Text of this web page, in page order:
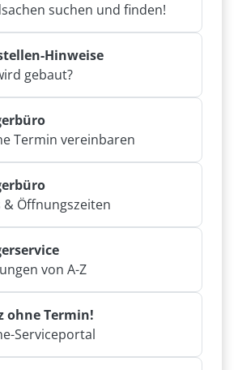
suchen und finden!
Hinweise
gebaut?
Termin vereinbaren
& Öffnungszeiten
von A-Z
ohne Termin!
Serviceportal